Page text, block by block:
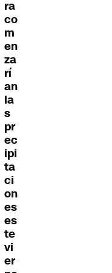
ra
co
m
en
za
rí
an
la
s
pr
ec
ipi
ta
ci
on
es
es
te
vi
er